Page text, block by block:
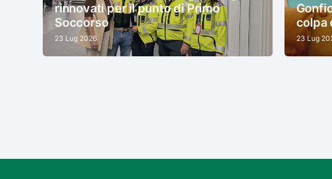
rinnovati per il punto di Primo
Soccorso
23 Lug 2026
colpa
23 Lug